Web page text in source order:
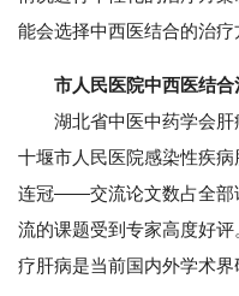
能会选择中西医结合的治疗
市人民医院中西医结
湖北省中医中药学会肝
十堰市人民医院感染性疾
连冠——交流论文数占全部
流的课题受到专家高度好
疗肝病是当前国内外学术界